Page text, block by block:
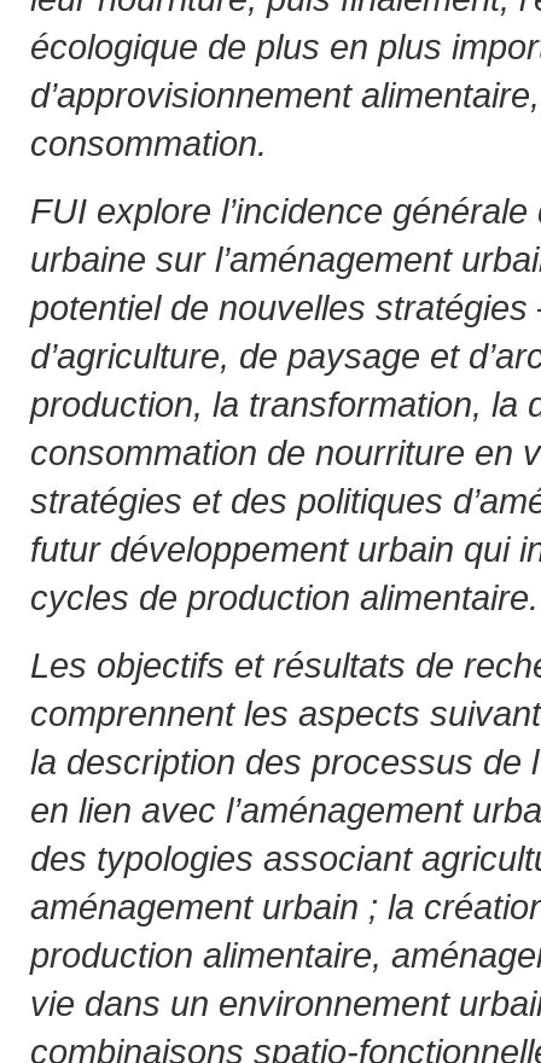
écologique de plus en plus
d’approvisionnement
consommation.
FUI explore l’incidence générale
urbaine sur l’aménagement
potentiel de nouvelles stratégies
d’agriculture, de paysage et
production, la transformation, la
consommation de nourriture en
stratégies et des politiques
futur développement urbain qui
cycles de production alimentaire.
Les objectifs et résultats de
comprennent les aspects
la description des processus de
en lien avec l’aménagement
des typologies associant
aménagement urbain ; la
production alimentaire,
vie dans un environnement
combinaisons spatio-